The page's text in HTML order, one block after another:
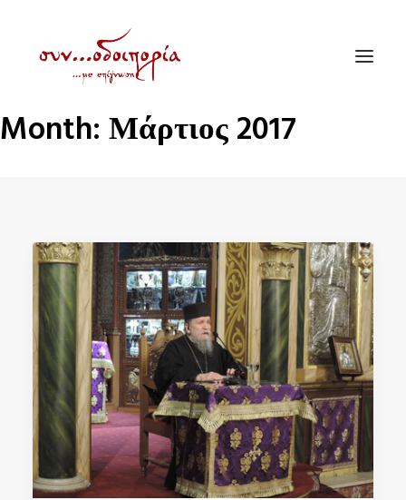
ΕΝΟΡΙΑ ΕΝ ΔΡΑΣΕΙ
ΕΥΑΓΓΕΛΙΣΤΡΙΑ ΠΕΙΡΑΙΏΣ
VIDEO
ΠΑΛΑΙΑ ΣΥΝΟΔΟΙΠΟΡΙΑ
ΕΠΙΚΟΙΝΩΝΙΑ
SEARCH
Month: Μάρτιος 2017